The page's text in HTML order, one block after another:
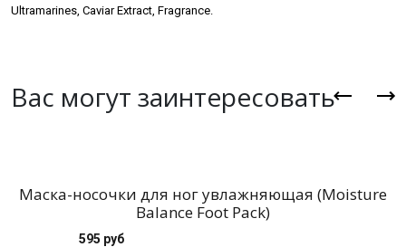
Ultramarines, Caviar Extract, Fragrance.
Вас могут заинтересовать
Маска-носочки для ног увлажняющая (Moisture
Balance Foot Pack)
595 руб